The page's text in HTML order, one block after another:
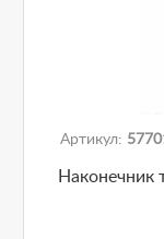
Артикул: